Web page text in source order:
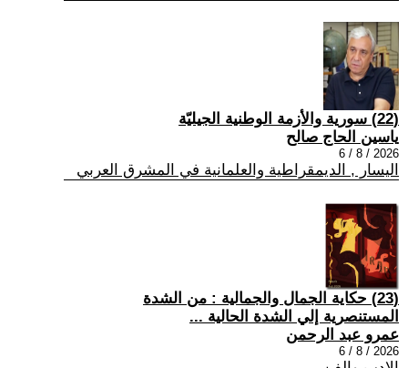
(22) سورية والأزمة الوطنية الجيليّة
ياسين الحاج صالح
2026 / 8 / 6
اليسار , الديمقراطية والعلمانية في المشرق العربي
(23) حكاية الجمال والجمالية : من الشدة
المستنصرية إلي الشدة الحالية ...
عمرو عبد الرحمن
2026 / 8 / 6